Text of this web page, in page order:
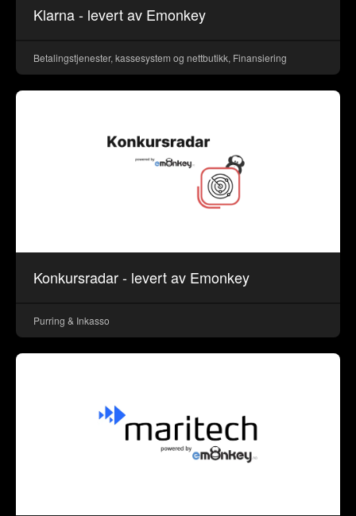
Klarna - levert av Emonkey
Betalingstjenester, kassesystem og nettbutikk, Finansiering
Konkursradar - levert av Emonkey
Purring & Inkasso